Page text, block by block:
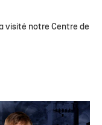
visité notre Centre de